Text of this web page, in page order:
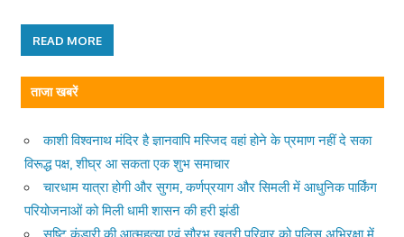
READ MORE
ताजा खबरें
काशी विश्वनाथ मंदिर है ज्ञानवापि मस्जिद वहां होने के प्रमाण नहीं दे सका
विरूद्ध पक्ष, शीघ्र आ सकता एक शुभ समाचार
चारधाम यात्रा होगी और सुगम, कर्णप्रयाग और सिमली में आधुनिक पार्किंग
परियोजनाओं को मिली धामी शासन की हरी झंडी